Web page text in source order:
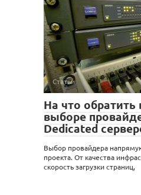
Статьи
На что
выборе
Dedicated
Выбор провайдера
проекта. От качества
скорость загрузки страниц,